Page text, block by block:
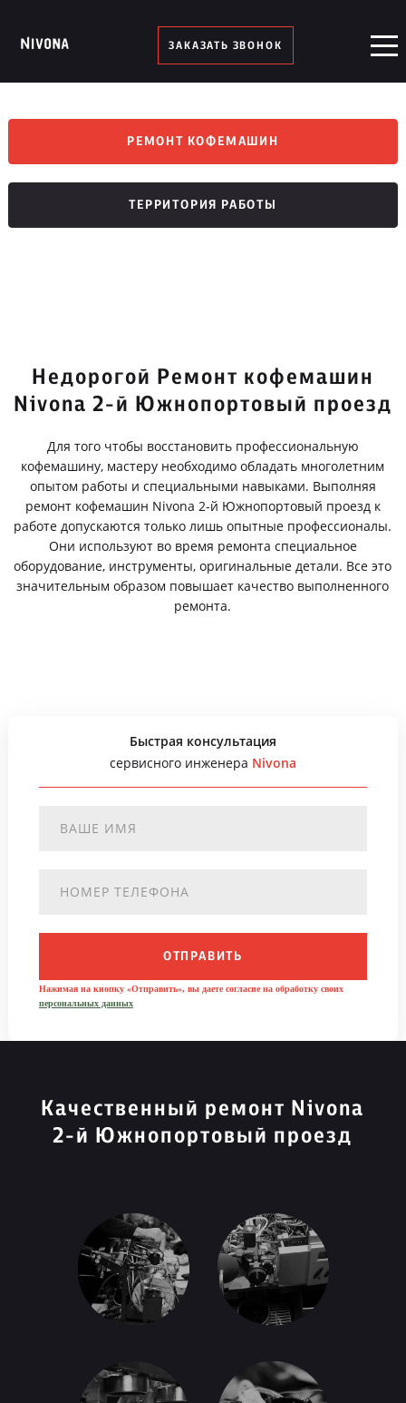
ЗАКАЗАТЬ ЗВОНОК
РЕМОНТ КОФЕМАШИН
ТЕРРИТОРИЯ РАБОТЫ
Недорогой Ремонт кофемашин
Nivona 2-й Южнопортовый проезд
Для того чтобы восстановить профессиональную
кофемашину, мастеру необходимо обладать многолетним
опытом работы и специальными навыками. Выполняя
ремонт кофемашин Nivona 2-й Южнопортовый проезд к
работе допускаются только лишь опытные профессионалы.
Они используют во время ремонта специальное
оборудование, инструменты, оригинальные детали. Все это
значительным образом повышает качество выполненного
ремонта.
Быстрая консультация
сервисного инженера Nivona
ОТПРАВИТЬ
Нажимая на кнопку «Отправить», вы даете согласие на обработку своих
персональных данных
Качественный ремонт Nivona
2-й Южнопортовый проезд